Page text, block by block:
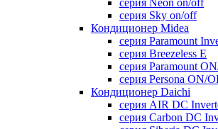
серия Neon on/off
серия Sky on/off
Кондиционер Midea
серия Paramount
серия Breezeless E
серия Paramount
серия Persona ON/
Кондиционер Daichi
серия AIR DC
серия Carbon DC